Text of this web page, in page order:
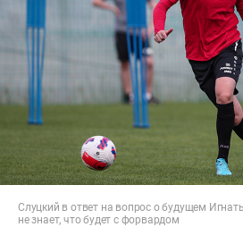
Слуцкий в ответ на вопрос о будущем
не знает, что будет с форвардом